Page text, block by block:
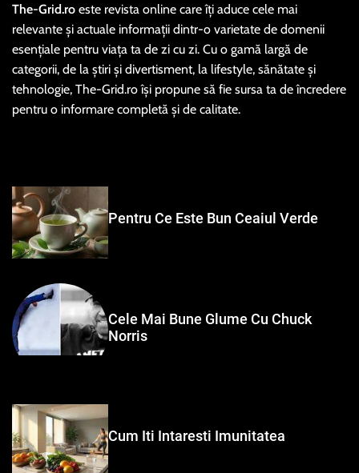
The-Grid.ro este revista online care îți aduce cele mai
relevante și actuale informații dintr-o varietate de domenii
esențiale pentru viața ta de zi cu zi. Cu o gamă largă de
categorii, de la știri și divertisment, la lifestyle, sănătate și
tehnologie, The-Grid.ro își propune să fie sursa ta de încredere
pentru o informare completă și de calitate.
Pentru Ce Este Bun Ceaiul Verde
Cele Mai Bune Glume Cu Chuck
Norris
Cum Iti Intaresti Imunitatea